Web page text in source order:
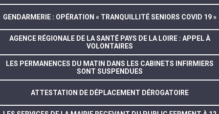
GENDARMERIE : OPÉRATION « TRANQUILLITÉ SENIORS COVID 19 »
AGENCE RÉGIONALE DE LA SANTÉ PAYS DE LA LOIRE : APPEL À
VOLONTAIRES
LES PERMANENCES DU MATIN DANS LES CABINETS INFIRMIERS
SONT SUSPENDUES
ATTESTATION DE DÉPLACEMENT DÉROGATOIRE